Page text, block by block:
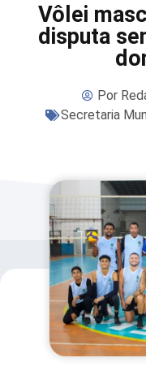
Vôlei
disputa
Por
Secretaria